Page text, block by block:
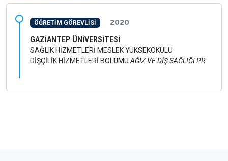
ÖĞRETİM GÖREVLİSİ 2020
GAZİANTEP ÜNİVERSİTESİ
SAĞLIK HİZMETLERİ MESLEK YÜKSEKOKULU
DİŞÇİLİK HİZMETLERİ BÖLÜMÜ AĞIZ VE DİŞ SAĞLIĞI PR.